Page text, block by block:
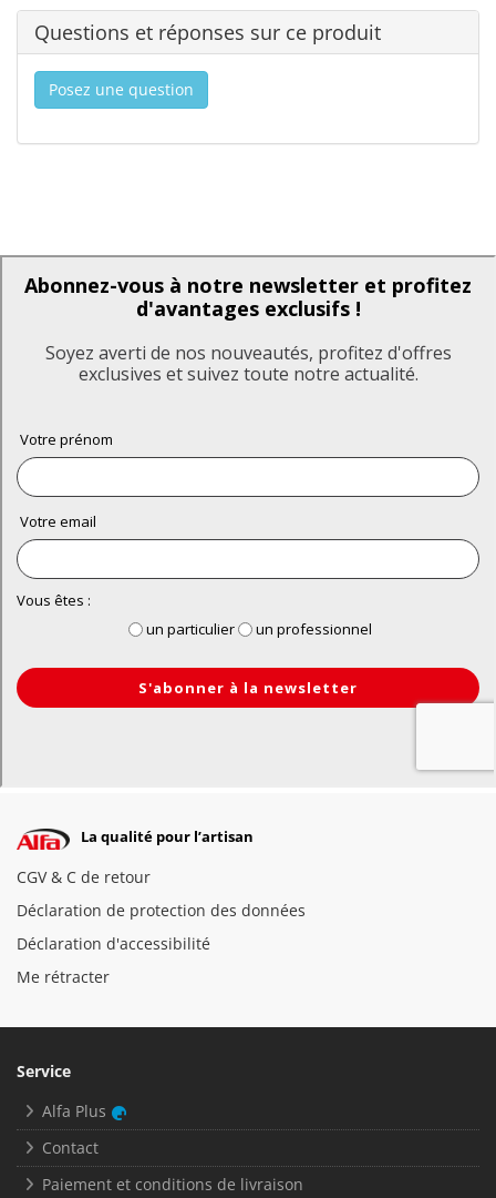
Questions et réponses sur ce produit
Posez une question
La qualité pour l’artisan
CGV & C de retour
Déclaration de protection des données
Déclaration d'accessibilité
Me rétracter
Service
Alfa Plus
Contact
Paiement et conditions de livraison